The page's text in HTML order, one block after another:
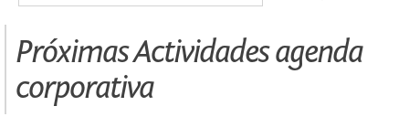
Próximas Actividades agenda
corporativa